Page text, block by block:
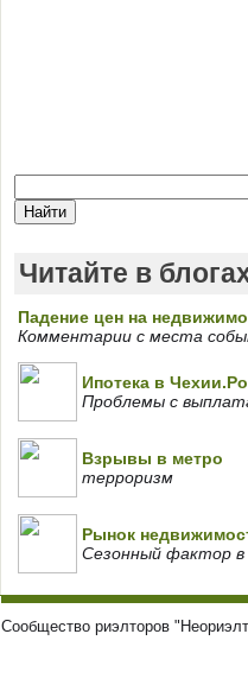
Читайте в
Падение цен на
Комментарии с места
Ипотека в
Проблемы с
Взрывы в метро
терроризм
Рынок
Сезонный фактор в
Сообщество риэлторов